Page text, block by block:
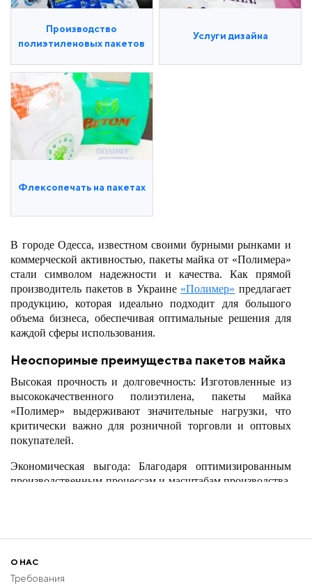
Производство
полиэтиленовых пакетов
Услуги дизайна
Флексопечать на пакетах
В городе Одесса, известном своими бурными рынками и
коммерческой активностью, пакеты майка от «Полимера»
стали символом надежности и качества. Как прямой
производитель пакетов в Украине «Полимер» предлагает
продукцию, которая идеально подходит для большого
объема бизнеса, обеспечивая оптимальные решения для
каждой сферы использования.
Неоспоримые преимущества пакетов майка
Высокая прочность и долговечность: Изготовленные из
высококачественного полиэтилена, пакеты майка
«Полимер» выдерживают значительные нагрузки, что
критически важно для розничной торговли и оптовых
покупателей.
Экономическая выгода: Благодаря оптимизированным
производственным процессам и масштабам производства,
Экологическая компонента: «Полимер» использует
которые могут быть переработаны, уменьшая
экологическое влияние и поддерживая постоянство
О НАС
Требования